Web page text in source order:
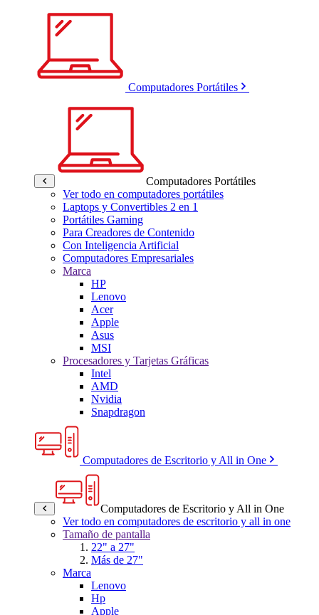
Computadores Portátiles
Computadores Portátiles
Ver todo en computadores portátiles
Laptops y Convertibles 2 en 1
Portátiles Gaming
Para Creadores de Contenido
Con Inteligencia Artificial
Computadores Empresariales
Marca
HP
Lenovo
Acer
Apple
Asus
MSI
Procesadores y Tarjetas Gráficas
Intel
AMD
Nvidia
Snapdragon
Computadores de Escritorio y All in One
Computadores de Escritorio y All in One
Ver todo en computadores de escritorio y all in one
Tamaño de pantalla
22" a 27"
Más de 27"
Marca
Lenovo
Hp
Apple